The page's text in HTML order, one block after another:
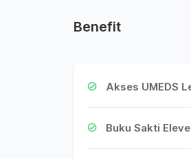
Benefit
Akses UMEDS
Buku Sakti